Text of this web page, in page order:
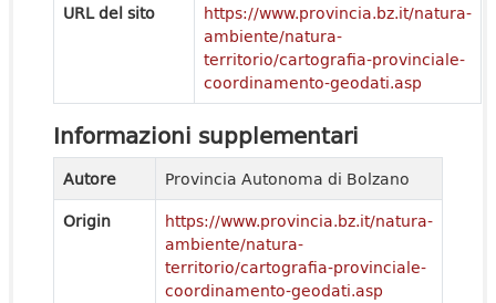
URL del sito
https://www.provincia.bz.it/natura-
ambiente/natura-
territorio/cartografia-provinciale-
coordinamento-geodati.asp
Informazioni supplementari
Autore
Provincia Autonoma di Bolzano
Origin
https://www.provincia.bz.it/natura-
ambiente/natura-
territorio/cartografia-provinciale-
coordinamento-geodati.asp